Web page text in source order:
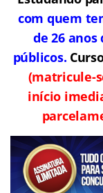
com quem
de 26
públicos.
(matricule-
início